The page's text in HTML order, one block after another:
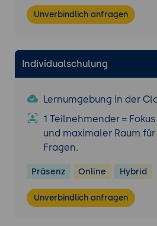
Unverbindlich anfragen
Individualschulung
Lernumgebung in der
1 Teilnehmender =
und maximaler Raum
Fragen.
Präsenz Online Hybrid
Unverbindlich anfragen